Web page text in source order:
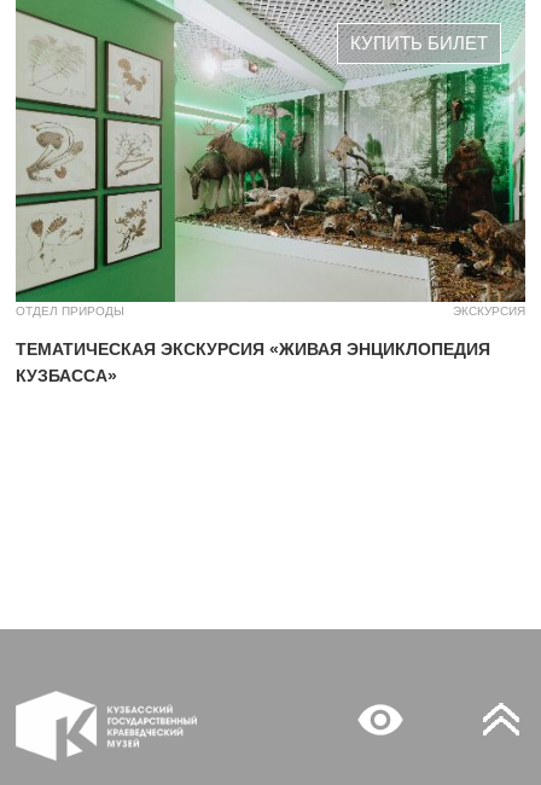
ОТДЕЛ ПРИРОДЫ ЭКСКУРСИЯ
ТЕМАТИЧЕСКАЯ ЭКСКУРСИЯ «ЖИВАЯ ЭНЦИКЛОПЕДИЯ
КУЗБАССА»
КУПИТЬ БИЛЕТ